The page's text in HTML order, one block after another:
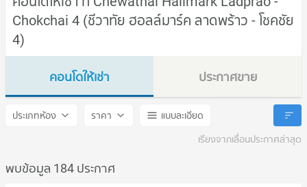
Chokchai 4 (ชีวาทัย ฮอลล์มาร์ค ลาดพร้าว - โชคชัย
4)
คอนโดให้เช่า
Chewathai Hallmark Ladprao - Chokchai 4
ประกาศขาย
Chewathai Hallmark
ประเภทห้อง ราคา
แบบละเอียด
เรียงจากเลื่อนประกาศล่าสุด
พบข้อมูล 184 ประกาศ